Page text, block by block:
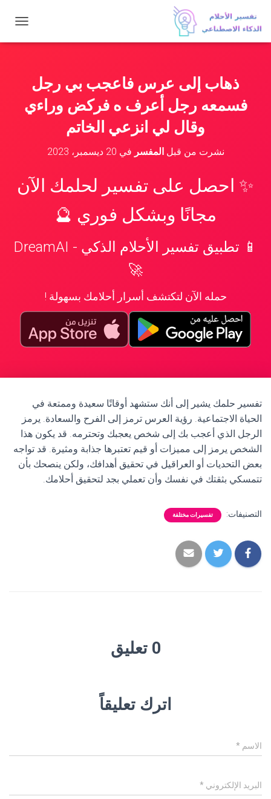
ب
ذهاب إلى عرس فاعجب بي رجل
فسمعه رجل أعرف ه فركض وراءي
وقال لي انزعي الخاتم
نشرت من قبلالمفسر في 20 ديسمبر، 2023
✨ احصل على تفسير لحلمك الآن
مجانًا وبشكل فوري 🔮
📱 تطبيق تفسير الأحلام الذكي - DreamAI
🚀
حمله الآن لتكتشف أسرار أحلامك بسهولة !
تفسير حلمك يشير إلى أنك ستشهد أوقاتًا سعيدة وممتعة في
الحياة الاجتماعية. رؤية العرس ترمز إلى الفرح والسعادة. يرمز
الرجل الذي أعجب بك إلى شخص يعجبك وتحترمه. قد يكون هذا
الشخص يرمز إلى مميزات أو قيم تعتبرها جذابة ومثيرة. قد تواجه
بعض التحديات أو العراقيل في تحقيق أهدافك، ولكن ينصحك بأن
تتمسكي بثقتك في نفسك وأن تعملي بجد لتحقيق أحلامك.
التصنيفات: تفسيرات مختلفة
0 تعليق
اترك تعليقاً
الاسم *
البريد الإلكتروني *